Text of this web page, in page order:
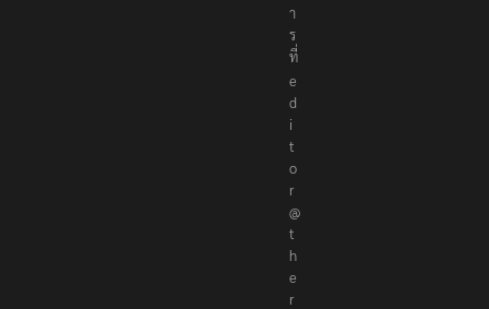
า
ร
ที่
e
d
i
t
o
r
@
t
h
e
r